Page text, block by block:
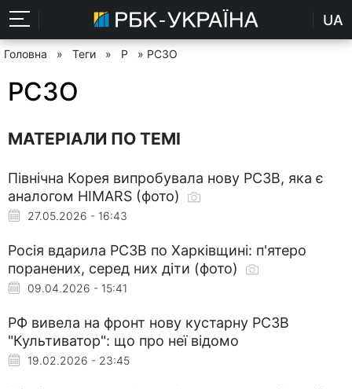
UA
Головна » Теги » Р » РСЗО
РСЗО
МАТЕРІАЛИ ПО ТЕМІ
Північна Корея випробувала нову РСЗВ, яка є
аналогом HIMARS (фото)
27.05.2026 - 16:43
Росія вдарила РСЗВ по Харківщині: п'ятеро
поранених, серед них діти (фото)
09.04.2026 - 15:41
РФ вивела на фронт нову кустарну РСЗВ
"Культиватор": що про неї відомо
19.02.2026 - 23:45